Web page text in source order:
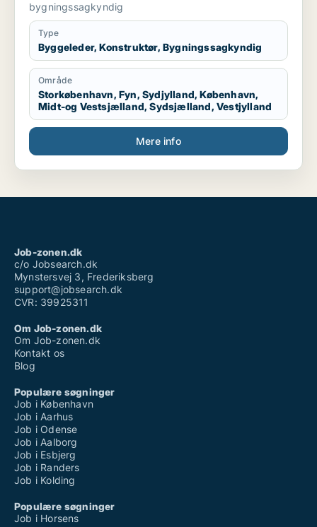
bygningssagkyndig
Type
Byggeleder, Konstruktør, Bygningssagkyndig
Område
Storkøbenhavn, Fyn, Sydjylland, København,
Midt-og Vestsjælland, Sydsjælland, Vestjylland
Mere info
Job-zonen.dk
c/o Jobsearch.dk
Mynstersvej 3, Frederiksberg
support@jobsearch.dk
CVR: 39925311
Om Job-zonen.dk
Om Job-zonen.dk
Kontakt os
Blog
Populære søgninger
Job i København
Job i Aarhus
Job i Odense
Job i Aalborg
Job i Esbjerg
Job i Randers
Job i Kolding
Populære søgninger
Job i Horsens